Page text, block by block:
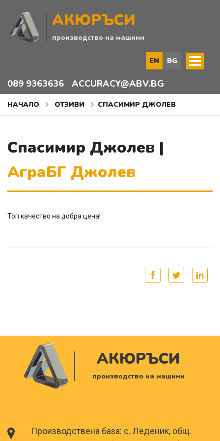
АКЮРЪСИ
производство на машини
EN BG
089 9363636 ACCURACY@ABV.BG
НАЧАЛО ОТЗИВИ СПАСИМИР ДЖОЛЕВ
Спасимир Джолев
АграБГ Джолев
Топ качество на добра цена!
АКЮРЪСИ
производство на машини
Производствена база: с. Леденик, общ.